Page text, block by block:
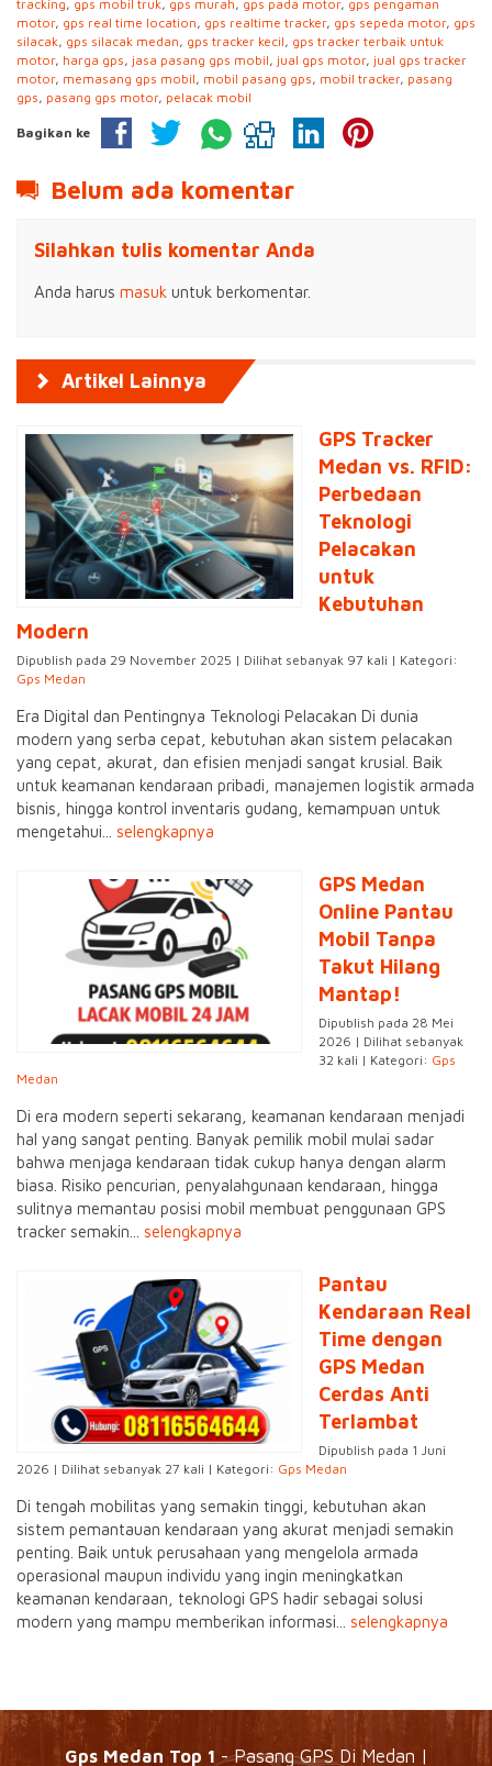
tracking, gps mobil truk, gps murah, gps pada motor, gps pengaman
motor, gps real time location, gps realtime tracker, gps sepeda motor, gps
silacak, gps silacak medan, gps tracker kecil, gps tracker terbaik untuk
motor, harga gps, jasa pasang gps mobil, jual gps motor, jual gps tracker
motor, memasang gps mobil, mobil pasang gps, mobil tracker, pasang
gps, pasang gps motor, pelacak mobil
Bagikan ke
Belum ada komentar
Silahkan tulis komentar Anda
Anda harus masuk untuk berkomentar.
Artikel Lainnya
GPS Tracker
Medan vs. RFID:
Perbedaan
Teknologi
Pelacakan
untuk
Kebutuhan
Modern
Dipublish pada 29 November 2025 | Dilihat sebanyak 97 kali | Kategori:
Gps Medan
Era Digital dan Pentingnya Teknologi Pelacakan Di dunia
modern yang serba cepat, kebutuhan akan sistem pelacakan
yang cepat, akurat, dan efisien menjadi sangat krusial. Baik
untuk keamanan kendaraan pribadi, manajemen logistik armada
bisnis, hingga kontrol inventaris gudang, kemampuan untuk
mengetahui... selengkapnya
GPS Medan
Online Pantau
Mobil Tanpa
Takut Hilang
Mantap!
Dipublish pada 28 Mei
2026 | Dilihat sebanyak
32 kali | Kategori: Gps
Medan
Di era modern seperti sekarang, keamanan kendaraan menjadi
hal yang sangat penting. Banyak pemilik mobil mulai sadar
bahwa menjaga kendaraan tidak cukup hanya dengan alarm
biasa. Risiko pencurian, penyalahgunaan kendaraan, hingga
sulitnya memantau posisi mobil membuat penggunaan GPS
tracker semakin... selengkapnya
Pantau
Kendaraan Real
Time dengan
GPS Medan
Cerdas Anti
Terlambat
Dipublish pada 1 Juni
2026 | Dilihat sebanyak 27 kali | Kategori: Gps Medan
Di tengah mobilitas yang semakin tinggi, kebutuhan akan
sistem pemantauan kendaraan yang akurat menjadi semakin
penting. Baik untuk perusahaan yang mengelola armada
operasional maupun individu yang ingin meningkatkan
keamanan kendaraan, teknologi GPS hadir sebagai solusi
modern yang mampu memberikan informasi... selengkapnya
Gps Medan Top 1 - Pasang GPS Di Medan |